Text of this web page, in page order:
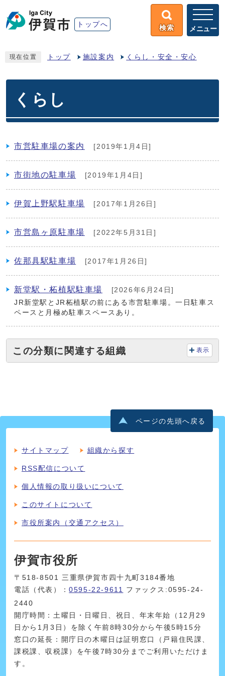
トップへ 検索 メニュー
現在位置 トップ 施設案内 くらし・安全・安心
くらし
市営駐車場の案内 [2019年1月4日]
市街地の駐車場 [2019年1月4日]
伊賀上野駅駐車場 [2017年1月26日]
市営島ヶ原駐車場 [2022年5月31日]
佐那具駅駐車場 [2017年1月26日]
新堂駅・柘植駅駐車場
[2026年6月24日]
JR新堂駅とJR柘植駅の前にある市営駐車場。一日駐車ス
ペースと月極め駐車スペースあり。
この分類に関連する組織 表示
ページの先頭へ戻る
サイトマップ 組織から探す
RSS配信について
個人情報の取り扱いについて
このサイトについて
市役所案内（交通アクセス）
伊賀市役所
〒518-8501 三重県伊賀市四十九町3184番地
電話（代表）：0595-22-9611
ファックス:0595-24-
2440
開庁時間：土曜日・日曜日、祝日、年末年始（12月29
日から1月3日）を除く午前8時30分から午後5時15分
窓口の延長：開庁日の木曜日は証明窓口（戸籍住民課、
課税課、収税課）を午後7時30分までご利用いただけま
す。